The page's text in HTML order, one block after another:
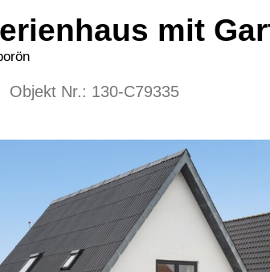
mit
Objekt Nr.: 130-C79335